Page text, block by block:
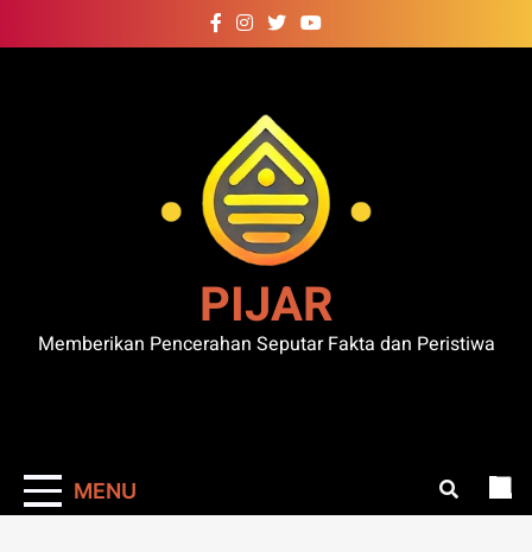
to
PIJAR
Memberikan Pencerahan Seputar Fakta dan Peristiwa
MENU